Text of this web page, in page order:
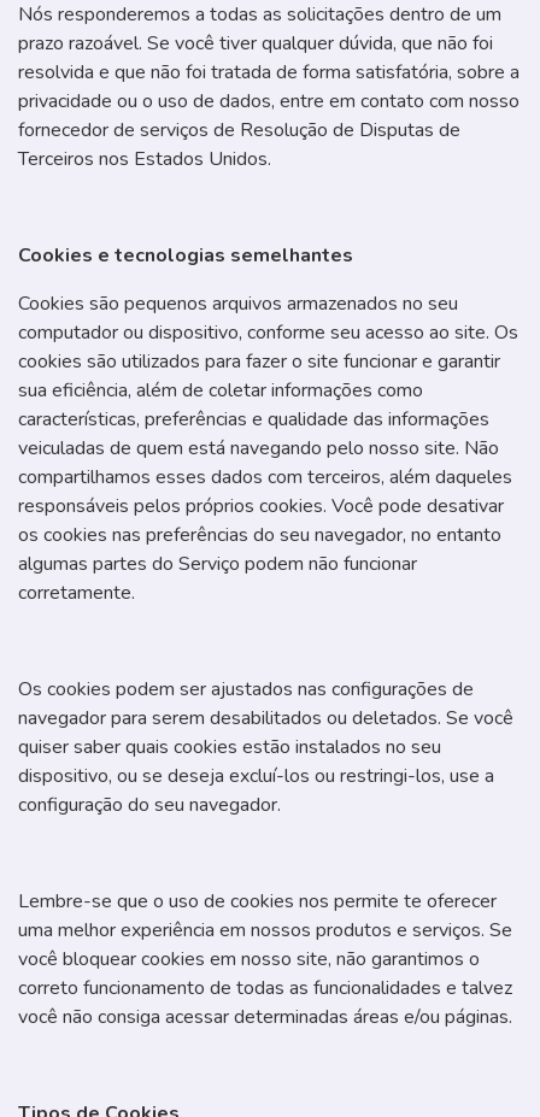
Nós responderemos a todas as solicitações dentro de um
prazo razoável. Se você tiver qualquer dúvida, que não foi
resolvida e que não foi tratada de forma satisfatória, sobre a
privacidade ou o uso de dados, entre em contato com nosso
fornecedor de serviços de Resolução de Disputas de
Terceiros nos Estados Unidos.
Cookies e tecnologias semelhantes
Cookies são pequenos arquivos armazenados no seu
computador ou dispositivo, conforme seu acesso ao site. Os
cookies são utilizados para fazer o site funcionar e garantir
sua eficiência, além de coletar informações como
características, preferências e qualidade das informações
veiculadas de quem está navegando pelo nosso site. Não
compartilhamos esses dados com terceiros, além daqueles
responsáveis pelos próprios cookies. Você pode desativar
os cookies nas preferências do seu navegador, no entanto
algumas partes do Serviço podem não funcionar
corretamente.
Os cookies podem ser ajustados nas configurações de
navegador para serem desabilitados ou deletados. Se você
quiser saber quais cookies estão instalados no seu
dispositivo, ou se deseja excluí-los ou restringi-los, use a
configuração do seu navegador.
Lembre-se que o uso de cookies nos permite te oferecer
uma melhor experiência em nossos produtos e serviços. Se
você bloquear cookies em nosso site, não garantimos o
correto funcionamento de todas as funcionalidades e talvez
você não consiga acessar determinadas áreas e/ou páginas.